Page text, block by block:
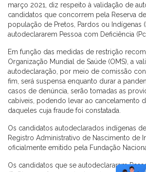
março 2021, diz respeito à validação de
candidatos que concorrem pela Reserva
população de Pretos, Pardos ou Indígenas
autodeclararem Pessoa com Deficiência
Em função das medidas de restrição
Organização Mundial de Saúde (OMS), a
autodeclaração, por meio de comissão
fim, será suspensa enquanto durar a
casos de denúncia, serão tomadas as
cabíveis, podendo levar ao cancelamento
daqueles cuja fraude foi constatada.
Os candidatos autodeclarados indígenas
Registro Administrativo de Nascimento de
oficialmente emitido pela Fundação
Os candidatos que se autodeclararam